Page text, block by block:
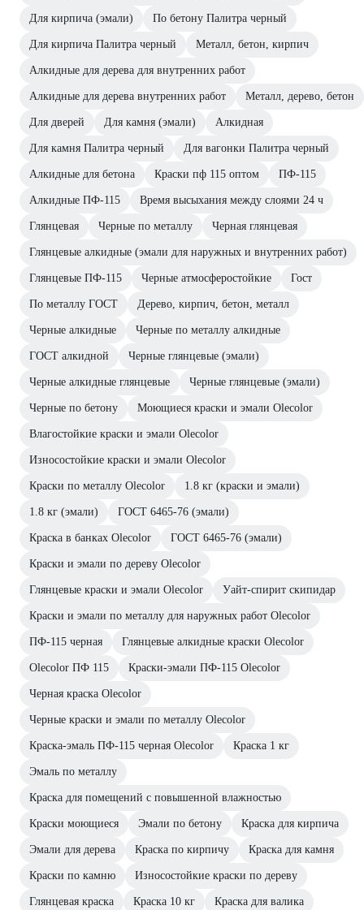
Для кирпича (эмали) По бетону Палитра черный
Для кирпича Палитра черный Металл, бетон, кирпич
Алкидные для дерева для внутренних работ
Алкидные для дерева внутренних работ Металл, дерево, бетон
Для дверей Для камня (эмали) Алкидная
Для камня Палитра черный Для вагонки Палитра черный
Алкидные для бетона Краски пф 115 оптом ПФ-115
Алкидные ПФ-115 Время высыхания между слоями 24 ч
Глянцевая Черные по металлу Черная глянцевая
Глянцевые алкидные (эмали для наружных и внутренних работ)
Глянцевые ПФ-115 Черные атмосферостойкие Гост
По металлу ГОСТ Дерево, кирпич, бетон, металл
Черные алкидные Черные по металлу алкидные
ГОСТ алкидной Черные глянцевые (эмали)
Черные алкидные глянцевые Черные глянцевые (эмали)
Черные по бетону Моющиеся краски и эмали Olecolor
Влагостойкие краски и эмали Olecolor
Износостойкие краски и эмали Olecolor
Краски по металлу Olecolor 1.8 кг (краски и эмали)
1.8 кг (эмали) ГОСТ 6465-76 (эмали)
Краска в банках Olecolor ГОСТ 6465-76 (эмали)
Краски и эмали по дереву Olecolor
Глянцевые краски и эмали Olecolor Уайт-спирит скипидар
Краски и эмали по металлу для наружных работ Olecolor
ПФ-115 черная Глянцевые алкидные краски Olecolor
Olecolor ПФ 115 Краски-эмали ПФ-115 Olecolor
Черная краска Olecolor
Черные краски и эмали по металлу Olecolor
Краска-эмаль ПФ-115 черная Olecolor Краска 1 кг
Эмаль по металлу
Краска для помещений с повышенной влажностью
Краски моющиеся Эмали по бетону Краска для кирпича
Эмали для дерева Краска по кирпичу Краска для камня
Краски по камню Износостойкие краски по дереву
Глянцевая краска Краска 10 кг Краска для валика